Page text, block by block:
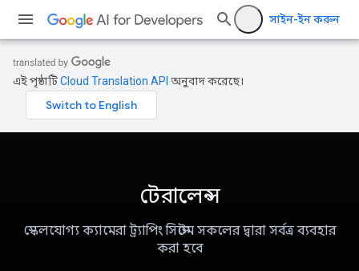
সাইন-ইন করুন
এই পৃষ্ঠাটিCloud Translation API অনুবাদ করেছে।
টেরালেন্স
স্কেলযোগ্য ক্যামেরা ট্র্যাপিং সিস্টেম সকলের দ্বারা সর্বত্র ব্যবহার
করা হবে